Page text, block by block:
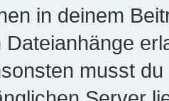
in deinem
Dateianhänge
musst